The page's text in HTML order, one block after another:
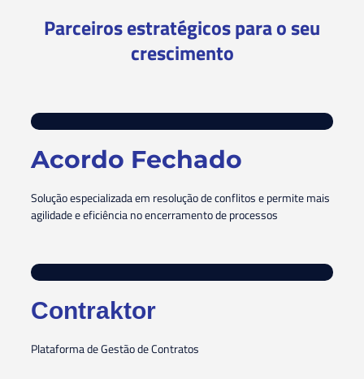
Parceiros estratégicos para o seu
crescimento
Acordo Fechado
Solução especializada em resolução de conflitos e permite mais
agilidade e eficiência no encerramento de processos
Contraktor
Plataforma de Gestão de Contratos